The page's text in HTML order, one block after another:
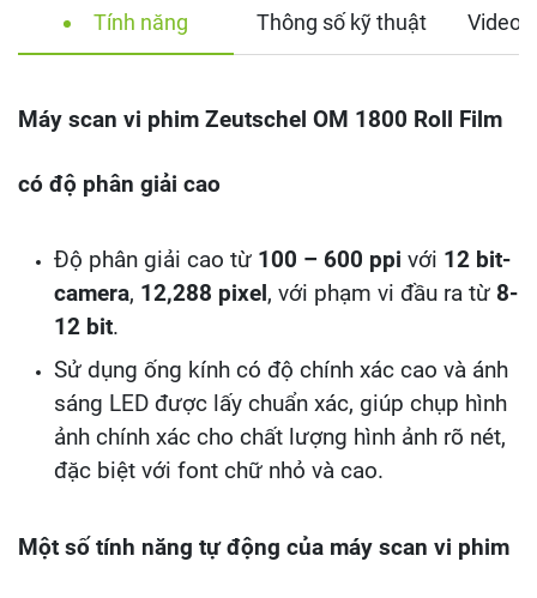
Tính năng Thông số kỹ thuật Video
Máy scan vi phim Zeutschel OM 1800 Roll Film
có độ phân giải cao
Độ phân giải cao từ 100 – 600 ppi với 12 bit-
camera, 12,288 pixel , với phạm vi đầu ra từ 8-
12 bit.
Sử dụng ống kính có độ chính xác cao và ánh
sáng LED được lấy chuẩn xác, giúp chụp hình
ảnh chính xác cho chất lượng hình ảnh rõ nét,
đặc biệt với font chữ nhỏ và cao.
Một số tính năng tự động của máy scan vi phim